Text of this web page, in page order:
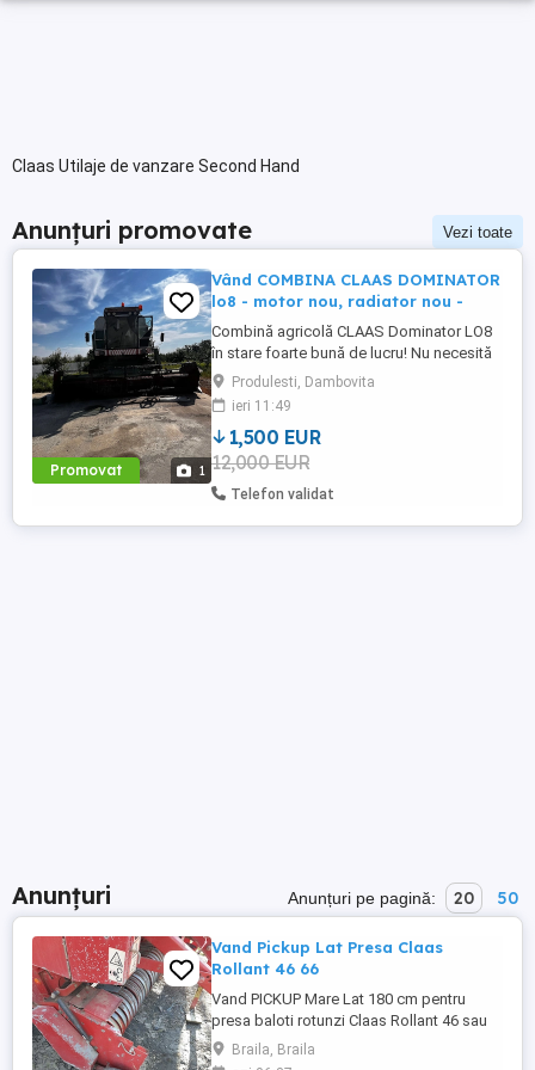
Claas Utilaje de vanzare Second Hand
Anunțuri promovate Vezi toate
Promovat 1
Vând COMBINA CLAAS DOMINATOR
lo8 - motor nou, radiator nou -
Combină agricolă CLAAS Dominator LO8
în stare foarte bună de lucru! Nu necesită
investiții majore pornește și lucrează
imediat! CLAAS Dominator LO8 combină
robustă, fiabilă Heder cereale (seria
287968) Heder echipament porumb (seria
5512) Sistem complet funcțional de
treierat Întreținută ...
Produlesti, Dambovita
ieri 11:49
1,500 EUR
12,000 EUR
Telefon validat
Anunțuri Anunțuri pe pagină: 20 50
Vand Pickup Lat Presa Claas
Rollant 46 66
Vand PICKUP Mare Lat 180 cm pentru
presa baloti rotunzi Claas Rollant 46 sau
66. Stare buna,functional. Pret 7300 Lei.
Vand Pickupul complet cu tot ce trebuie
Braila, Braila